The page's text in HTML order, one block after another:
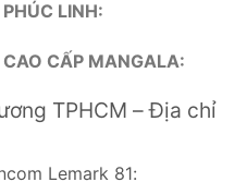
LINH:
CẤP MANGALA: